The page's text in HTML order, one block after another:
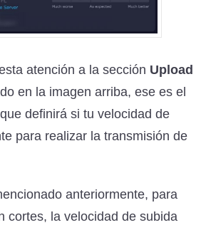
atención a la sección Upload
en la imagen arriba, ese es el
definirá si tu velocidad de
para realizar la transmisión de
anteriormente, para
cortes, la velocidad de subida